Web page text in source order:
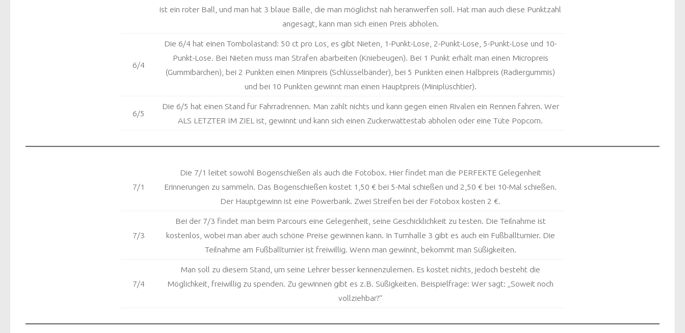
ist ein roter Ball, und man hat 3 blaue Bälle, die man möglichst nah heranwerfen soll. Hat man auch diese Punktzahl
angesagt, kann man sich einen Preis abholen.
6/4
Die 6/4 hat einen Tombolastand: 50 ct pro Los, es gibt Nieten, 1-Punkt-Lose, 2-Punkt-Lose, 5-Punkt-Lose und 10-
Punkt-Lose. Bei Nieten muss man Strafen abarbeiten (Kniebeugen). Bei 1 Punkt erhält man einen Micropreis
(Gummibärchen), bei 2 Punkten einen Minipreis (Schlüsselbänder), bei 5 Punkten einen Halbpreis (Radiergummis)
und bei 10 Punkten gewinnt man einen Hauptpreis (Miniplüschtier).
6/5
Die 6/5 hat einen Stand für Fahrradrennen. Man zahlt nichts und kann gegen einen Rivalen ein Rennen fahren. Wer
ALS LETZTER IM ZIEL ist, gewinnt und kann sich einen Zuckerwattestab abholen oder eine Tüte Popcorn.
7/1
Die 7/1 leitet sowohl Bogenschießen als auch die Fotobox. Hier findet man die PERFEKTE Gelegenheit
Erinnerungen zu sammeln. Das Bogenschießen kostet 1,50 € bei 5-Mal schießen und 2,50 € bei 10-Mal schießen.
Der Hauptgewinn ist eine Powerbank. Zwei Streifen bei der Fotobox kosten 2 €.
7/3
Bei der 7/3 findet man beim Parcours eine Gelegenheit, seine Geschicklichkeit zu testen. Die Teilnahme ist
kostenlos, wobei man aber auch schöne Preise gewinnen kann. In Turnhalle 3 gibt es auch ein Fußballturnier. Die
Teilnahme am Fußballturnier ist freiwillig. Wenn man gewinnt, bekommt man Süßigkeiten.
7/4
Man soll zu diesem Stand, um seine Lehrer besser kennenzulernen. Es kostet nichts, jedoch besteht die
Möglichkeit, freiwillig zu spenden. Zu gewinnen gibt es z.B. Süßigkeiten. Beispielfrage: Wer sagt: „Soweit noch
vollziehbar?“